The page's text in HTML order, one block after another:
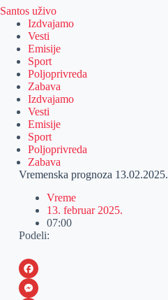
Santos uživo
Izdvajamo
Vesti
Emisije
Sport
Poljoprivreda
Zabava
Izdvajamo
Vesti
Emisije
Sport
Poljoprivreda
Zabava
Vremenska prognoza 13.02.2025.
Vreme
13. februar 2025.
07:00
Podeli:
F